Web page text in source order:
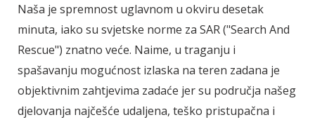
Naša je spremnost uglavnom u okviru desetak
minuta, iako su svjetske norme za SAR ("Search And
Rescue") znatno veće. Naime, u traganju i
spašavanju mogućnost izlaska na teren zadana je
objektivnim zahtjevima zadaće jer su područja našeg
djelovanja najčešće udaljena, teško pristupačna i